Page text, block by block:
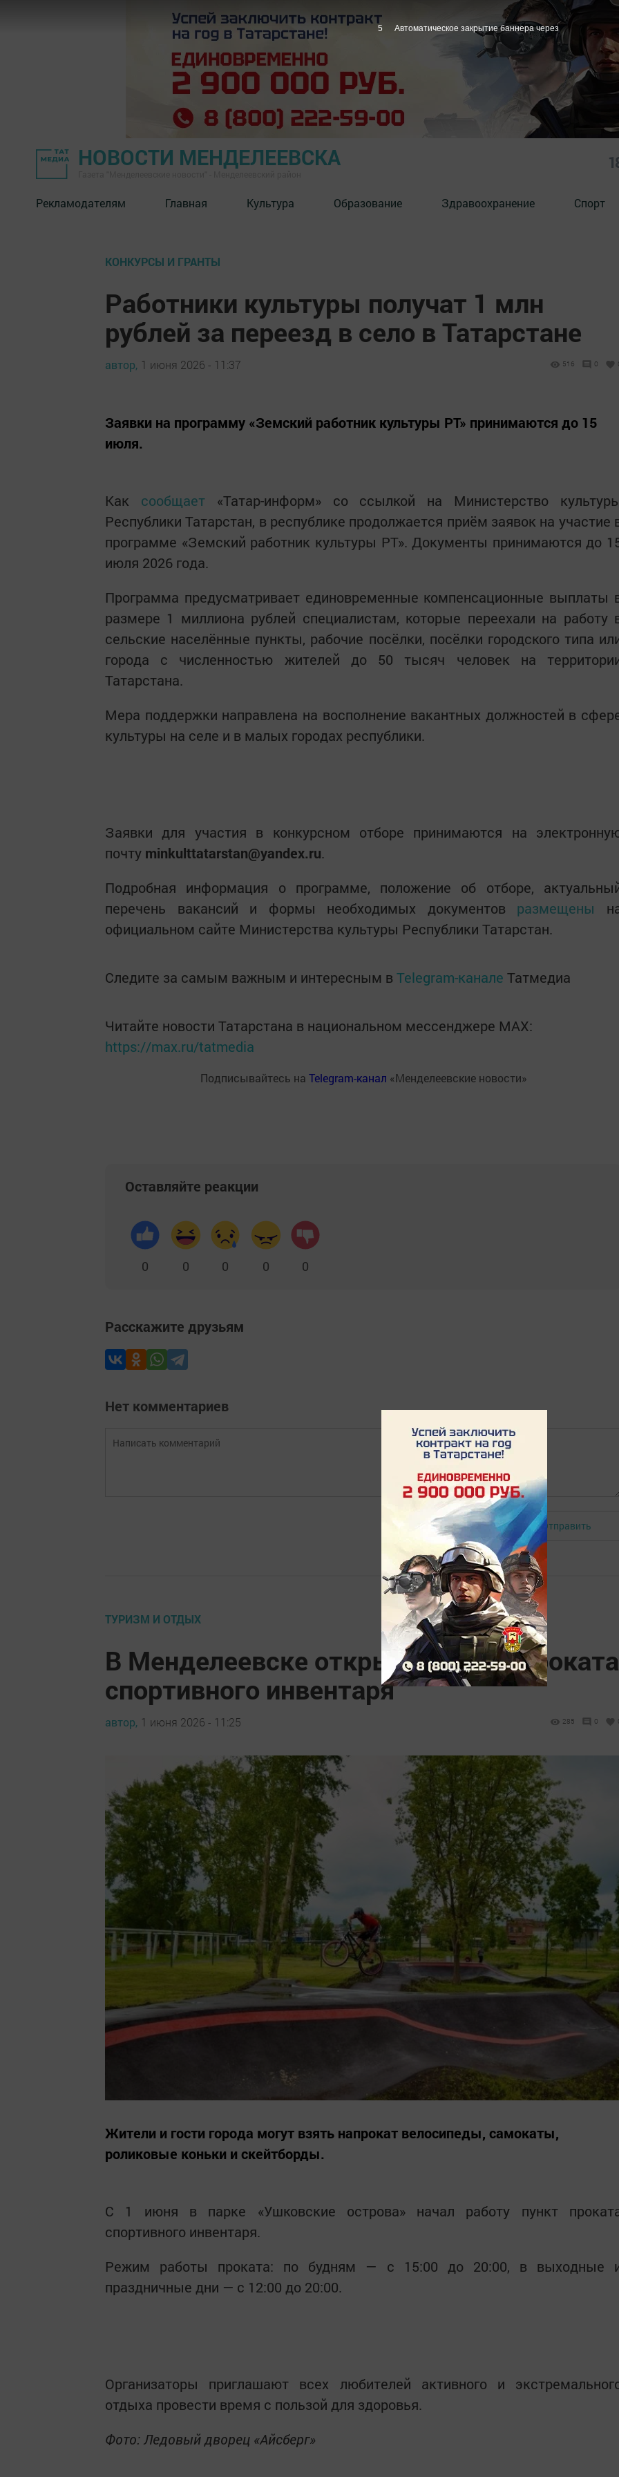
НОВОСТИ МЕНДЕЛЕЕВСКА
Рекламодателям Главная Культура Образование Здравоохранение Спорт
КОНКУРСЫ И ГРАНТЫ
Работники культуры получат 1 млн
рублей за переезд в село в Татарстане
автор, 1 июня 2026 - 11:37 516 0
Заявки на программу «Земский работник культуры РТ» принимаются до 15
июля.
Как сообщает«Татар-информ» со ссылкой на Министерство
Республики Татарстан, в республике продолжается приём заявок на участие
программе «Земский работник культуры РТ». Документы принимаются до
июля 2026 года.
Программа предусматривает единовременные компенсационные выплаты
размере 1 миллиона рублей специалистам, которые переехали на работу
сельские населённые пункты, рабочие посёлки, посёлки городского типа
города с численностью жителей до 50 тысяч человек на
Татарстана.
Мера поддержки направлена на восполнение вакантных должностей в
культуры на селе и в малых городах республики.
Заявки для участия в конкурсном отборе принимаются на
почту minkulttatarstan@yandex.ru.
Подробная информация о программе, положение об отборе,
перечень вакансий и формы необходимых документов размещены
официальном сайте Министерства культуры Республики Татарстан.
Следите за самым важным и интересным в Telegram-канале Татмедиа
Читайте новости Татарстана в национальном мессенджере MАХ:
https://max.ru/tatmedia
Подписывайтесь на Telegram-канал «Менделеевские новости»
Оставляйте реакции
0 0 0 0 0
Расскажите друзьям
Нет комментариев
Авторизоваться Отправить
ТУРИЗМ И ОТДЫХ
В Менделеевске открылся пункт проката
спортивного инвентаря
автор, 1 июня 2026 - 11:25 285 0
Жители и гости города могут взять напрокат велосипеды, самокаты,
роликовые коньки и скейтборды.
С 1 июня в парке «Ушковские острова» начал работу пункт
спортивного инвентаря.
Режим работы проката: по будням — с 15:00 до 20:00, в выходные
праздничные дни — с 12:00 до 20:00.
Организаторы приглашают всех любителей активного и
отдыха провести время с пользой для здоровья.
Фото: Ледовый дворец «Айсберг»
4 Автоматическое закрытие баннера через